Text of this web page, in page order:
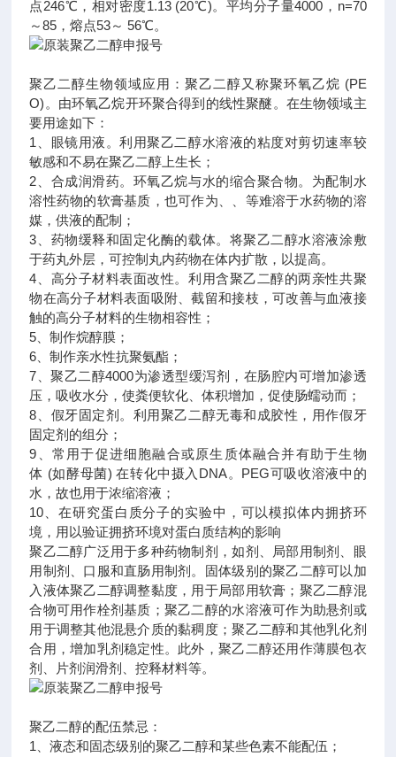
点246℃，相对密度1.13 (20℃)。平均分子量4000，n=70
～85，熔点53～ 56℃。
聚乙二醇生物领域应用：聚乙二醇又称聚环氧乙烷 (PE
O)。由环氧乙烷开环聚合得到的线性聚醚。在生物领域主
要用途如下：
1、眼镜用液。利用聚乙二醇水溶液的粘度对剪切速率较
敏感和不易在聚乙二醇上生长；
2、合成润滑药。环氧乙烷与水的缩合聚合物。为配制水
溶性药物的软膏基质，也可作为、、等难溶于水药物的溶
媒，供液的配制；
3、药物缓释和固定化酶的载体。将聚乙二醇水溶液涂敷
于药丸外层，可控制丸内药物在体内扩散，以提高。
4、高分子材料表面改性。利用含聚乙二醇的两亲性共聚
物在高分子材料表面吸附、截留和接枝，可改善与血液接
触的高分子材料的生物相容性；
5、制作烷醇膜；
6、制作亲水性抗聚氨酯；
7、聚乙二醇4000为渗透型缓泻剂，在肠腔内可增加渗透
压，吸收水分，使粪便软化、体积增加，促使肠蠕动而；
8、假牙固定剂。利用聚乙二醇无毒和成胶性，用作假牙
固定剂的组分；
9、常用于促进细胞融合或原生质体融合并有助于生物
体 (如酵母菌) 在转化中摄入DNA。PEG可吸收溶液中的
水，故也用于浓缩溶液；
10、在研究蛋白质分子的实验中，可以模拟体内拥挤环
境，用以验证拥挤环境对蛋白质结构的影响
聚乙二醇广泛用于多种药物制剂，如剂、局部用制剂、眼
用制剂、口服和直肠用制剂。固体级别的聚乙二醇可以加
入液体聚乙二醇调整黏度，用于局部用软膏；聚乙二醇混
合物可用作栓剂基质；聚乙二醇的水溶液可作为助悬剂或
用于调整其他混悬介质的黏稠度；聚乙二醇和其他乳化剂
合用，增加乳剂稳定性。此外，聚乙二醇还用作薄膜包衣
剂、片剂润滑剂、控释材料等。
聚乙二醇的配伍禁忌：
1、液态和固态级别的聚乙二醇和某些色素不能配伍；